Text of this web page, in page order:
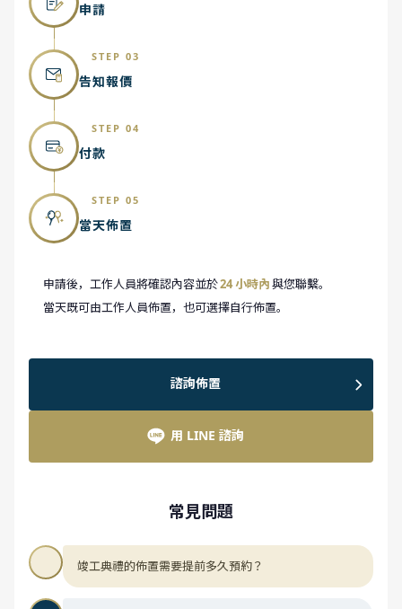
申請
STEP 03
告知報價
STEP 04
付款
STEP 05
當天佈置
申請後，工作人員將確認內容並於24 小時內與您聯繫。
當天既可由工作人員佈置，也可選擇自行佈置。
諮詢佈置
用 LINE 諮詢
常見問題
竣工典禮的佈置需要提前多久預約？